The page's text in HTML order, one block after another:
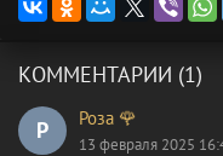
КОММЕНТАРИИ (1)
Р Роза 🌹
13 февраля 2025